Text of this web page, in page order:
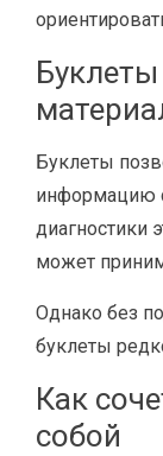
Буклеты
информацию
диагностики
может
Однако без
буклеты
Как
собой